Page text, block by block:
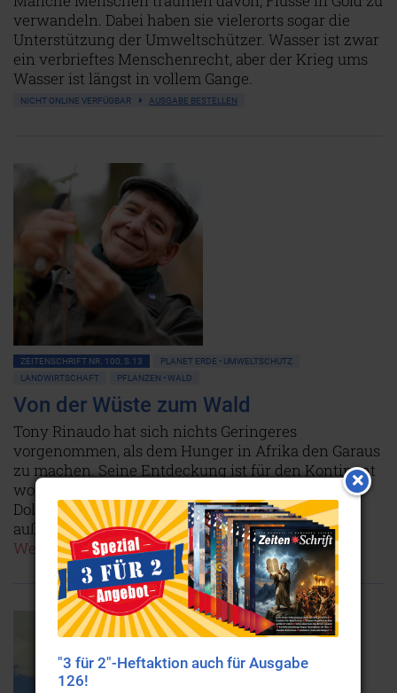
verwandeln. Dabei haben sie vielerorts sogar die
Unterstützung der Umweltschützer. Wasser ist zwar
ein verbrieftes Menschenrecht, aber der Krieg ums
Wasser ist längst in vollem Gange.
NICHT ONLINE VERFÜGBAR AUSGABE BESTELLEN
ZEITENSCHRIFT NR. 100, S.13
PLANET ERDE • UMWELTSCHUTZ
LANDWIRTSCHAFT
PFLANZEN • WALD
Von der Wüste zum Wald
Tony Rinaudo hat sich nichts Geringeres
vorgenommen, als dem Hunger in Afrika den Garaus
zu machen. Seine Entdeckung ist für den Kontinent
womöglich bedeutender als Milliarden von US-
Dollars an Entwicklungshilfe. Und sie wirkt sich
außerdem noch positiv auf das Weltklima aus!
Weiterlesen...
"3 für 2"-Heftaktion auch für Ausgabe
126!